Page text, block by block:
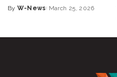
By W-News March 25, 2026